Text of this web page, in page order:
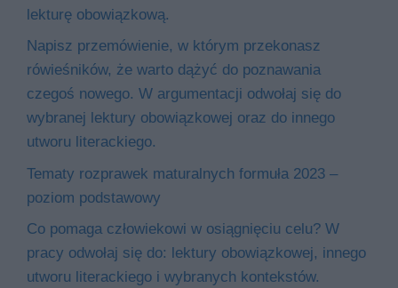
lekturę obowiązkową.
Napisz przemówienie, w którym przekonasz
rówieśników, że warto dążyć do poznawania
czegoś nowego. W argumentacji odwołaj się do
wybranej lektury obowiązkowej oraz do innego
utworu literackiego.
Tematy rozprawek maturalnych formuła 2023 –
poziom podstawowy
Co pomaga człowiekowi w osiągnięciu celu? W
pracy odwołaj się do: lektury obowiązkowej, innego
utworu literackiego i wybranych kontekstów.